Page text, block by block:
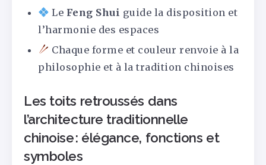
Le Feng Shui guide la disposition et
l’harmonie des espaces
Chaque forme et couleur renvoie à la
philosophie et à la tradition chinoises
Les toits retroussés dans
l’architecture traditionnelle
chinoise : élégance, fonctions et
symboles